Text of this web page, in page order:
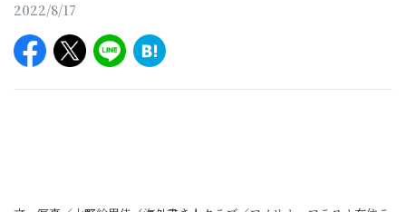
2022/8/17